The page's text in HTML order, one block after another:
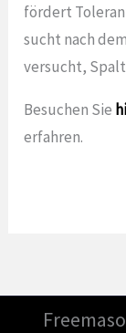
fördert
sucht nach
versucht,
Besuchen Sie
erfahren.